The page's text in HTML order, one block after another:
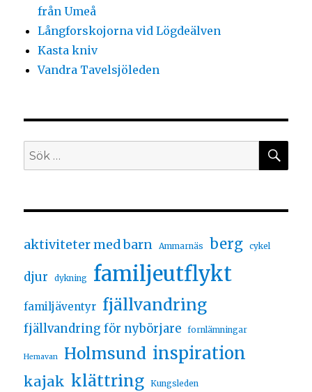
från Umeå
Långforskojorna vid Lögdeälven
Kasta kniv
Vandra Tavelsjöleden
aktiviteter med barn Ammarnäs berg cykel
djur dykning familjeutflykt
familjäventyr fjällvandring
fjällvandring för nybörjare fornlämningar
Hemavan Holmsund inspiration
kajak klättring Kungsleden